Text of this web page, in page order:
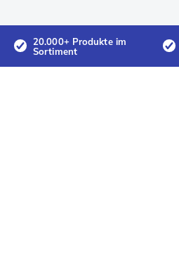
20.000+ Produkte im
Sortiment